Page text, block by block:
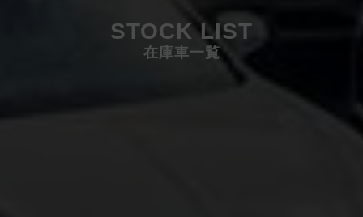
STOCK LIST
在庫車一覧